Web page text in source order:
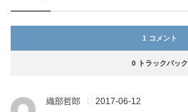
1 コメント
0 トラックバック
織部哲郎 2017-06-12